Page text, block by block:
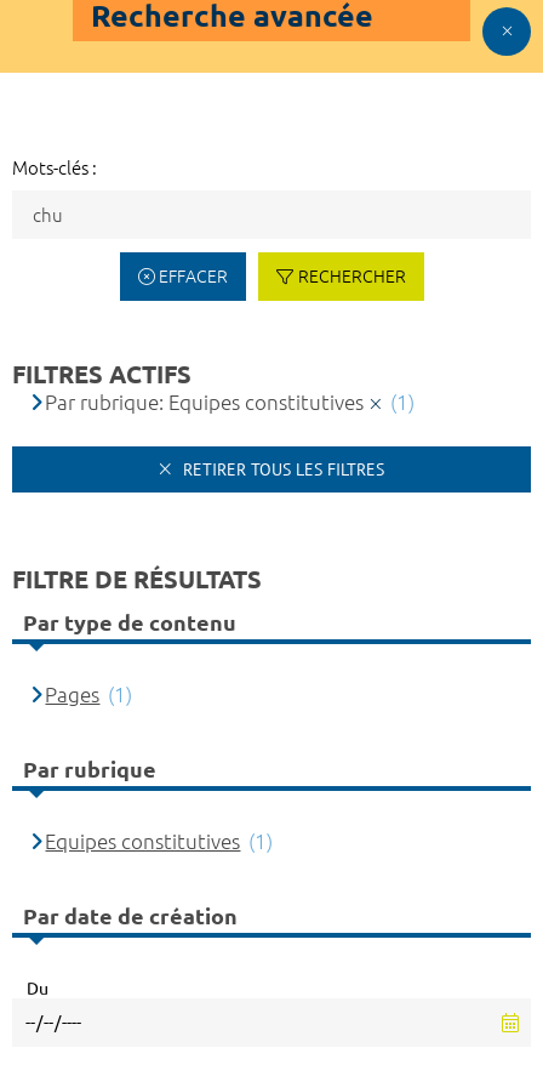
Recherche avancée
Mots-clés :
EFFACER RECHERCHER
FILTRES ACTIFS
Par rubrique: Equipes constitutives (1)
RETIRER TOUS LES FILTRES
FILTRE DE RÉSULTATS
Par type de contenu
Pages (1)
Par rubrique
Equipes constitutives (1)
Par date de création
Du